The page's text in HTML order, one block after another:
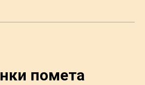
помета